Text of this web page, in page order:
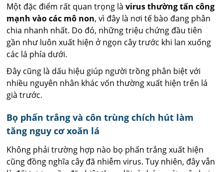
Một đặc điểm rất quan trọng làvirus thường tấn công
mạnh vào các mô non, vì đây là nơi tế bào đang phân
chia nhanh nhất. Do đó, những triệu chứng đầu tiên
gần như luôn xuất hiện ở ngọn cây trước khi lan xuống
các lá phía dưới.
Đây cũng là dấu hiệu giúp người trồng phân biệt với
nhiều nguyên nhân khác vốn thường xuất hiện trên lá
già trước.
Bọ phấn trắng và côn trùng chích hút làm
tăng nguy cơ xoăn lá
Không phải trường hợp nào bọ phấn trắng xuất hiện
cũng đồng nghĩa cây đã nhiễm virus. Tuy nhiên, đây vẫn